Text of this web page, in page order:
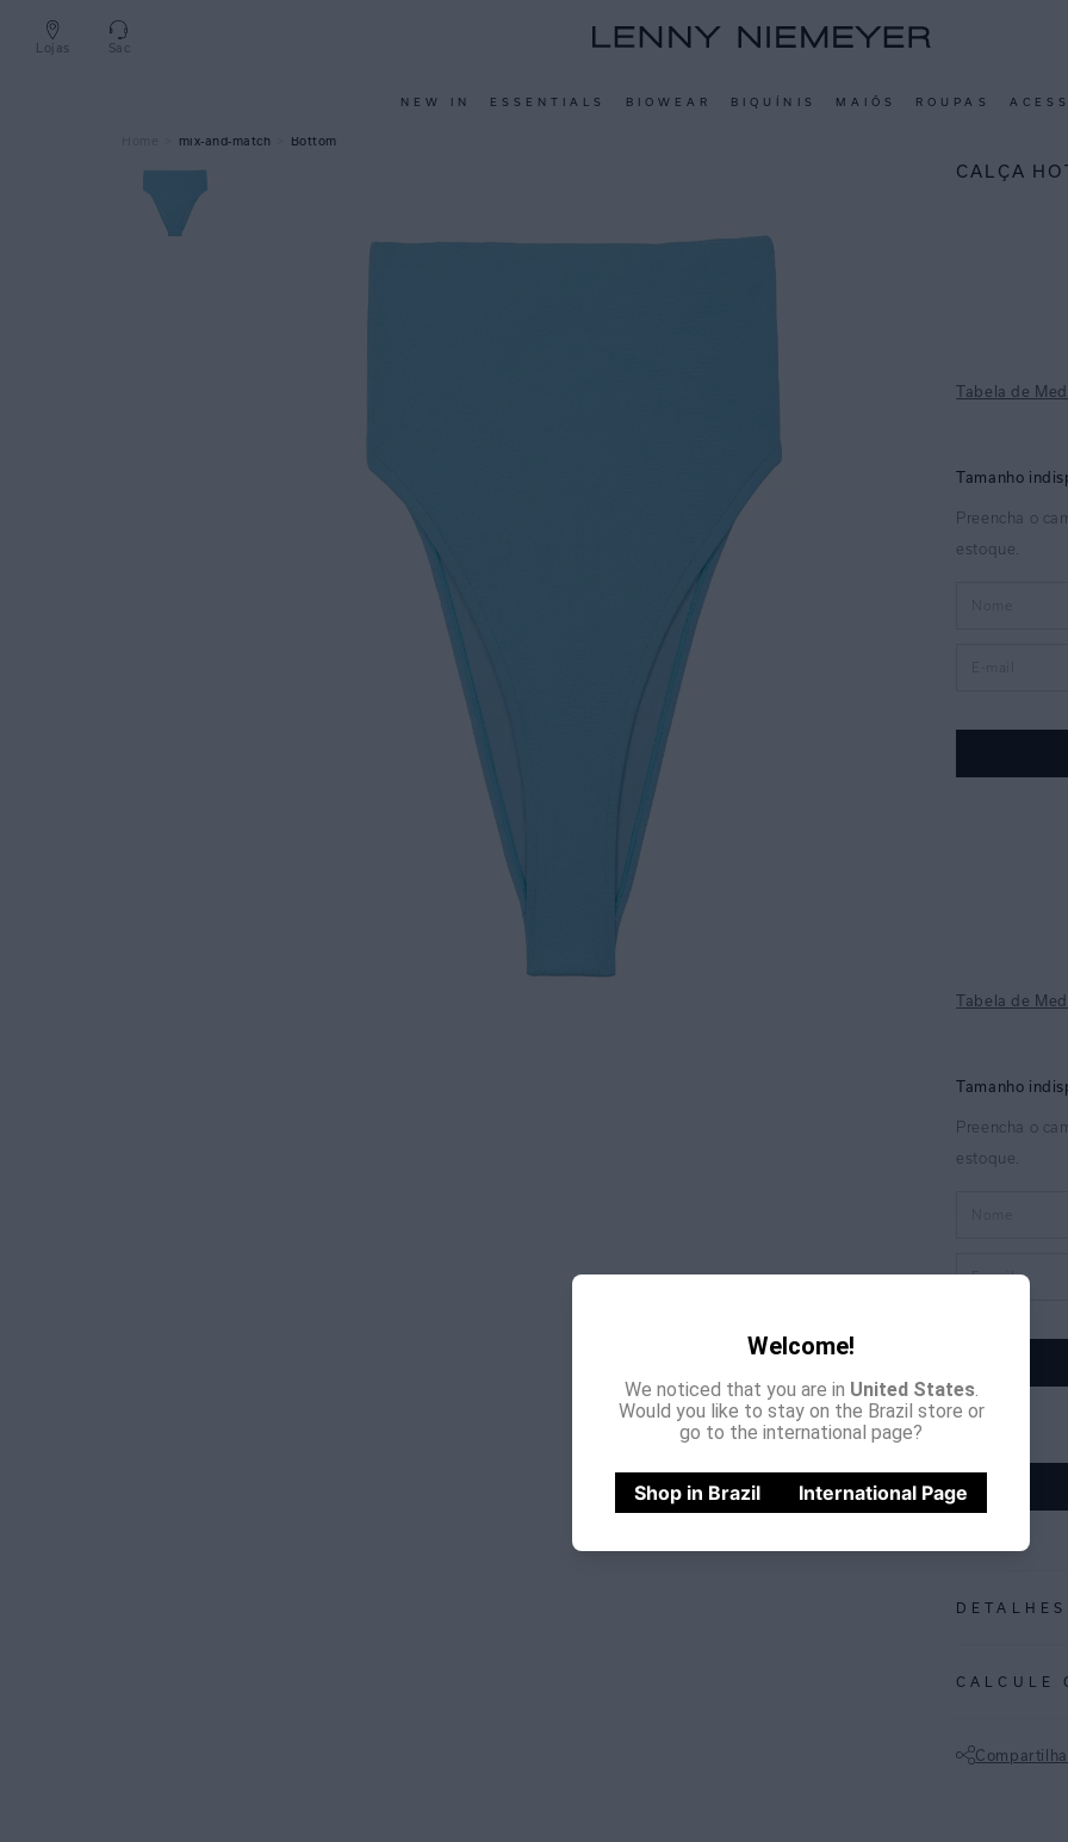
Lojas Sac
NEW IN ESSENTIALS BIOWEAR BIQUÍNIS MAIÔS ROUPAS
Welcome!
We noticed that you are in United States.
Would you like to stay on the Brazil store or
go to the international page?
Shop in Brazil International Page
mix-and-match Bottom
CALÇA
Tabela de
Tabela de
escolha
CALCULE